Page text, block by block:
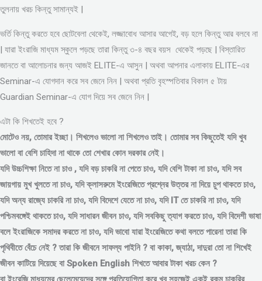
তুলনায় খরচ কিন্তু সামান্যই |
ভর্তি কিন্তু করতে হবে ছোটবেলা থেকেই, লজ্জাবোধ আসার আগেই, বড় হলে কিন্তু আর বলবে না
| যারা ইংরাজি মাধ্যম স্কুলে পড়ছে তারা কিন্তু ৩-৪ বছর বয়স থেকেই পড়ছে | বিস্তারিত
জানতে বা আলোচনার জন্য আজই ELITE-এ আসুন | অথবা আপনার এলাকায় ELITE-এর
Seminar-এ যোগদান করে সব জেনে নিন | অথবা প্রতি বৃহস্পতিবার বিকাল ৫ টায়
Guardian Seminar-এ যোগ দিয়ে সব জেনে নিন |
এটা কি শিখতেই হবে ?
মোটেও নয়, তোমার ইচ্ছা। শিখলেও ভালো না শিখলেও তাই। তোমার সব কিছুতেই যদি খুব
ভালো বা বেশি চাহিদা না থাকে তো শেখার কোন দরকার নেই।
যদি উচ্চশিক্ষা নিতে না চাও , যদি বড় চাকরি না পেতে চাও, যদি বেশি টাকা না চাও, যদি সব
জায়গায় মুখ খুলতে না চাও, যদি ক্লাসরুমে ইংরেজিতে প্রশ্নের উত্তর না দিয়ে চুপ থাকতে চাও,
যদি অন্য রাজ্যে চাকরি না চাও, যদি বিদেশে যেতে না চাও, যদি IT তে চাকরি না চাও, যদি
পশ্চিমবঙ্গেই থাকতে চাও, যদি সাধারন জীবন চাও, যদি সবকিছু ত্যাগ করতে চাও, যদি বিদেশী ভাষা
বলে ইংরাজিকে সমাদর করতে না চাও, যদি ভাবো যারা ইংরেজিতে কথা বলতে পারেনা তারা কি
পৃথিবীতে বেঁচে নেই ? তারা কি জীবনে সাফল্য পাইনি ? বা কাকা, জ্যাঠা, দাদুরা তো না শিখেই
জীবন কাটিয়ে দিয়েছে বা Spoken English শিখতে আবার টাকা খরচ কেন ?